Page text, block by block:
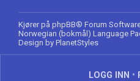
Kjører på phpBB® Forum
Norwegian (bokmål) Language
Design by PlanetStyles
LOGG INN •